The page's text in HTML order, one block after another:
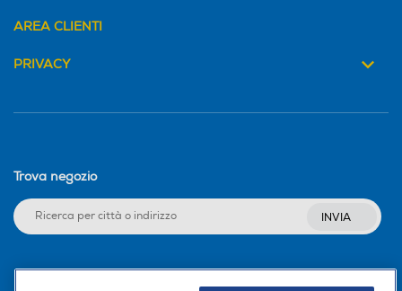
AREA CLIENTI
PRIVACY
Trova negozio
INVIA